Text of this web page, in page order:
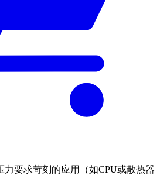
力要求苛刻的应用（如CPU或散热器